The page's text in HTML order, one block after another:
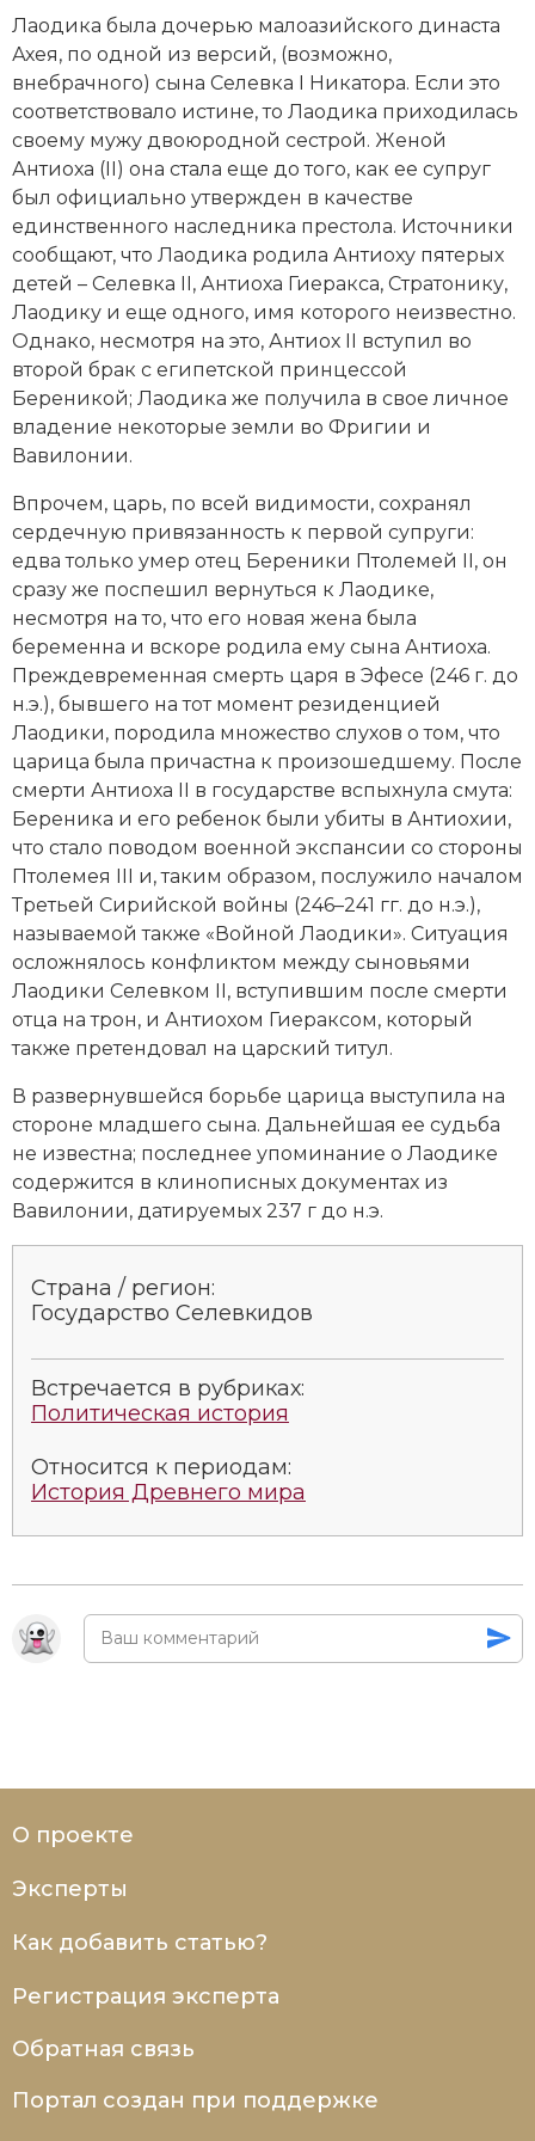
Государство и право
Европа
Империи
Историческая география и топонимика
История материальной и духовной культуры
История международных отношений
История, философия, теория и методология
исторического знания
Итория международных отношений
Латинская Америка
Новая история
Новейшая история
Образование
Общественные объединения и организации
Политическая история
Революции и народные движения
Религия и церковь
Северная Америка
Социально-экономическая история
Специальные исторические дисциплины
СССР
Южная Америка
Лаодика была дочерью малоазийского династа
Ахея, по одной из версий, (возможно,
внебрачного) сына Селевка I Никатора. Если это
соответствовало истине, то Лаодика приходилась
своему мужу двоюродной сестрой. Женой
Антиоха (II) она стала еще до того, как ее супруг
был официально утвержден в качестве
единственного наследника престола. Источники
сообщают, что Лаодика родила Антиоху пятерых
детей – Селевка II, Антиоха Гиеракса, Стратонику,
Лаодику и еще одного, имя которого неизвестно.
Однако, несмотря на это, Антиох II вступил во
второй брак с египетской принцессой
Береникой; Лаодика же получила в свое личное
владение некоторые земли во Фригии и
Вавилонии.
Впрочем, царь, по всей видимости, сохранял
сердечную привязанность к первой супруги:
едва только умер отец Береники Птолемей II, он
сразу же поспешил вернуться к Лаодике,
несмотря на то, что его новая жена была
беременна и вскоре родила ему сына Антиоха.
Преждевременная смерть царя в Эфесе (246 г. до
н.э.), бывшего на тот момент резиденцией
Лаодики, породила множество слухов о том, что
царица была причастна к произошедшему. После
смерти Антиоха II в государстве вспыхнула смута:
Береника и его ребенок были убиты в Антиохии,
что стало поводом военной экспансии со стороны
Птолемея III и, таким образом, послужило началом
Третьей Сирийской войны (246–241 гг. до н.э.),
называемой также «Войной Лаодики». Ситуация
осложнялось конфликтом между сыновьями
Лаодики Селевком II, вступившим после смерти
отца на трон, и Антиохом Гиераксом, который
также претендовал на царский титул.
В развернувшейся борьбе царица выступила на
стороне младшего сына. Дальнейшая ее судьба
не известна; последнее упоминание о Лаодике
содержится в клинописных документах из
Вавилонии, датируемых 237 г до н.э.
Страна / регион:
Государство Селевкидов
Встречается в рубриках:
Политическая история
Относится к периодам:
История Древнего мира
О проекте
Эксперты
Как добавить статью?
Регистрация эксперта
Обратная связь
Портал создан при поддержке